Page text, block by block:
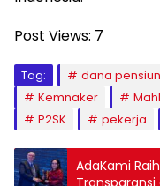
Post Views: 7
Tag: dana pensiun
Kemnaker
P2SK
pekerja
AdaKami